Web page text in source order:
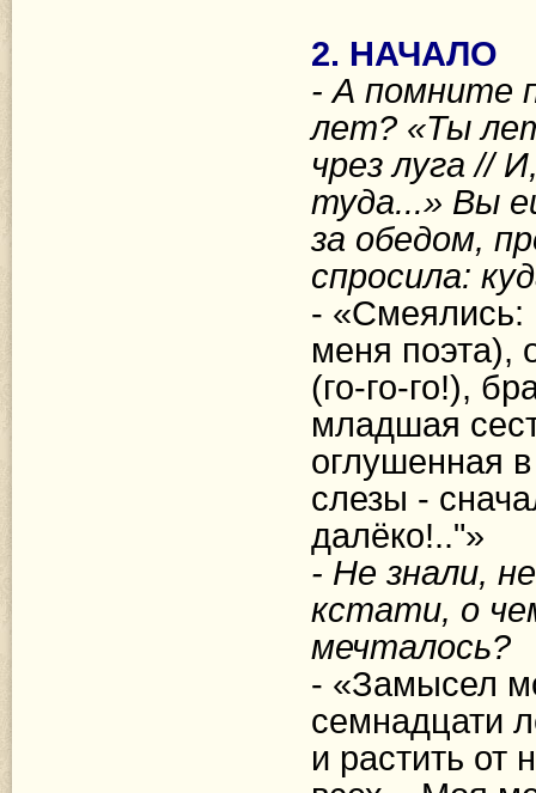
2. НАЧАЛО
- А помните
лет? «Ты
чрез луга //
туда...» Вы
за обедом,
спросила:
- «Смеялись:
меня поэта),
(го-го-го!),
младшая
оглушенная
слезы -
далёко!.."»
- Не знали,
кстати, о
мечталось?
- «Замысел
семнадцати
и растить от